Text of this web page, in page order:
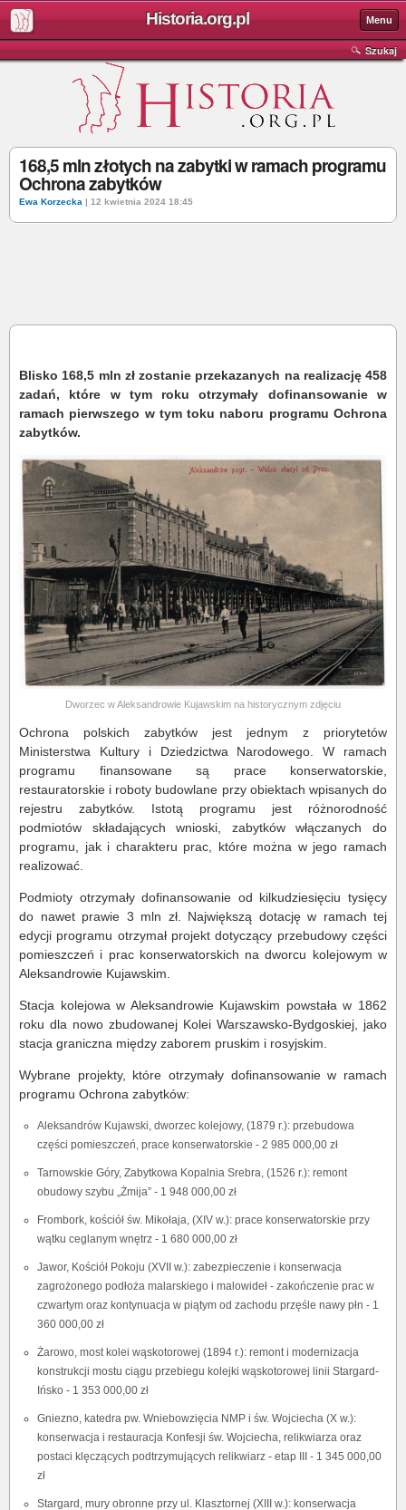
Historia.org.pl Menu
Szukaj
168,5 mln złotych na zabytki w ramach programu
Ochrona zabytków
Ewa Korzecka | 12 kwietnia 2024 18:45
Blisko 168,5 mln zł zostanie przekazanych na realizację 458
zadań, które w tym roku otrzymały dofinansowanie w
ramach pierwszego w tym toku naboru programu Ochrona
zabytków.
Dworzec w Aleksandrowie Kujawskim na historycznym zdjęciu
Ochrona polskich zabytków jest jednym z priorytetów
Ministerstwa Kultury i Dziedzictwa Narodowego. W ramach
programu finansowane są prace konserwatorskie,
restauratorskie i roboty budowlane przy obiektach wpisanych do
rejestru zabytków. Istotą programu jest różnorodność
podmiotów składających wnioski, zabytków włączanych do
programu, jak i charakteru prac, które można w jego ramach
realizować.
Podmioty otrzymały dofinansowanie od kilkudziesięciu tysięcy
do nawet prawie 3 mln zł. Największą dotację w ramach tej
edycji programu otrzymał projekt dotyczący przebudowy części
pomieszczeń i prac konserwatorskich na dworcu kolejowym w
Aleksandrowie Kujawskim.
Stacja kolejowa w Aleksandrowie Kujawskim powstała w 1862
roku dla nowo zbudowanej Kolei Warszawsko-Bydgoskiej, jako
stacja graniczna między zaborem pruskim i rosyjskim.
Wybrane projekty, które otrzymały dofinansowanie w ramach
programu Ochrona zabytków:
Aleksandrów Kujawski, dworzec kolejowy, (1879 r.): przebudowa
części pomieszczeń, prace konserwatorskie - 2 985 000,00 zł
Tarnowskie Góry, Zabytkowa Kopalnia Srebra, (1526 r.): remont
obudowy szybu „Żmija” - 1 948 000,00 zł
Frombork, kościół św. Mikołaja, (XIV w.): prace konserwatorskie przy
wątku ceglanym wnętrz - 1 680 000,00 zł
Jawor, Kościół Pokoju (XVII w.): zabezpieczenie i konserwacja
zagrożonego podłoża malarskiego i malowideł - zakończenie prac w
czwartym oraz kontynuacja w piątym od zachodu przęśle nawy płn - 1
360 000,00 zł
Żarowo, most kolei wąskotorowej (1894 r.): remont i modernizacja
konstrukcji mostu ciągu przebiegu kolejki wąskotorowej linii Stargard-
Ińsko - 1 353 000,00 zł
Gniezno, katedra pw. Wniebowzięcia NMP i św. Wojciecha (X w.):
konserwacja i restauracja Konfesji św. Wojciecha, relikwiarza oraz
postaci klęczących podtrzymujących relikwiarz - etap III - 1 345 000,00
zł
Stargard, mury obronne przy ul. Klasztornej (XIII w.): konserwacja